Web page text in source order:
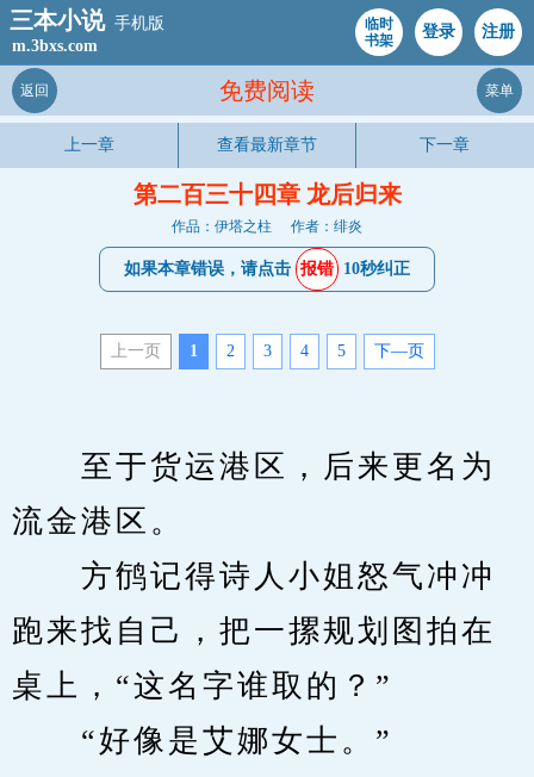
三本小说 手机版
m.3bxs.com
临时
书架
登录 注册
免费阅读
返回 菜单
上一章 查看最新章节 下一章
第二百三十四章 龙后归来
作品：伊塔之柱 作者：绯炎
如果本章错误，请点击 报错 10秒纠正
上一页 1 2 3 4 5 下—页
至于货运港区，后来更名为
流金港区。
方鸻记得诗人小姐怒气冲冲
跑来找自己，把一摞规划图拍在
桌上，“这名字谁取的？”
“好像是艾娜女士。”